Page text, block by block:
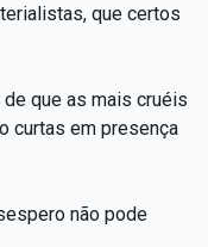
que certos
que as mais cruéis
curtas em presença
não pode